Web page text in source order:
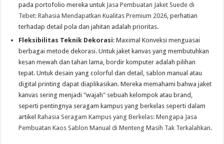
pada portofolio mereka untuk Jasa Pembuatan Jaket Suede di
Tebet: Rahasia Mendapatkan Kualitas Premium 2026 , perhatian
terhadap detail pola dan jahitan adalah prioritas.
Fleksibilitas Teknik Dekorasi: Maximal Konveksi menguasai
berbagai metode dekorasi. Untuk jaket kanvas yang membutuhkan
kesan mewah dan tahan lama, bordir komputer adalah pilihan
tepat. Untuk desain yang colorful dan detail, sablon manual atau
digital printing dapat diaplikasikan. Mereka memahami bahwa jaket
kanvas sering menjadi "wajah" sebuah kelompok atau brand,
seperti pentingnya seragam kampus yang berkelas seperti dalam
artikelRahasia Seragam Kampus yang Berkelas: Mengapa Jasa
Pembuatan Kaos Sablon Manual di Menteng Masih Tak Terkalahkan.